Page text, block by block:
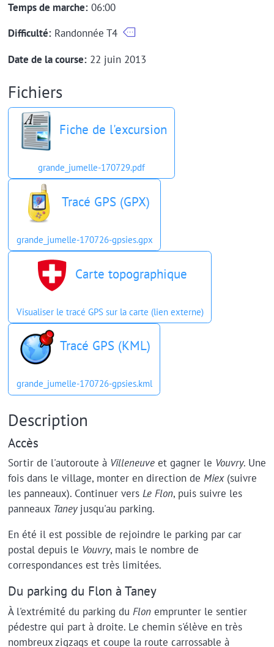
Temps de marche:06:00
Difficulté:Randonnée T4
Date de la course:22 juin 2013
Fichiers
Fiche de l'excursion
grande_jumelle-170729.pdf
Tracé GPS (GPX)
grande_jumelle-170726-gpsies.gpx
Carte topographique
Visualiser le tracé GPS sur la carte (lien externe)
Tracé GPS (KML)
grande_jumelle-170726-gpsies.kml
Description
Accès
Sortir de l'autoroute à Villeneuveet gagner le Vouvry. Une
fois dans le village, monter en direction de Miex(suivre
les panneaux). Continuer vers Le Flon, puis suivre les
panneaux Taneyjusqu'au parking.
En été il est possible de rejoindre le parking par car
postal depuis le Vouvry, mais le nombre de
correspondances est très limitées.
Du parking du Flon à Taney
À l'extrémité du parking du Flonemprunter le sentier
pédestre qui part à droite. Le chemin s'élève en très
nombreux zigzags et coupe la route carrossable à